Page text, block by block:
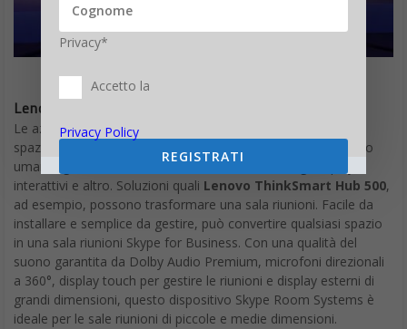
Lenovo ThinkSmart Hub 500
Le aziende più moderne stanno già lavorando per concepire
spazi di lavoro che favoriscano la collaborazione e il contatto
umano, grazie anche a soluzioni di smart meeting, display
interattivi e altro. Soluzioni quali Lenovo ThinkSmart Hub 500,
ad esempio, possono trasformare una sala riunioni. Facile da
installare e semplice da gestire, può convertire qualsiasi spazio
in una sala riunioni Skype for Business. Con una qualità del
suono garantita da Dolby Audio Premium, microfoni direzionali
a 360°, display touch per gestire le riunioni e display esterni di
grandi dimensioni, questo dispositivo Skype Room Systems è
ideale per le sale riunioni di piccole e medie dimensioni.
Privacy*
Accetto la
Privacy Policy
REGISTRATI